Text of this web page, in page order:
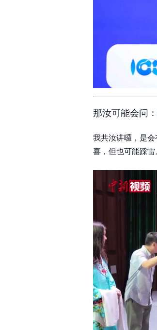
那汝可能会问
我共汝讲囉，是
喜，但也可能踩雷